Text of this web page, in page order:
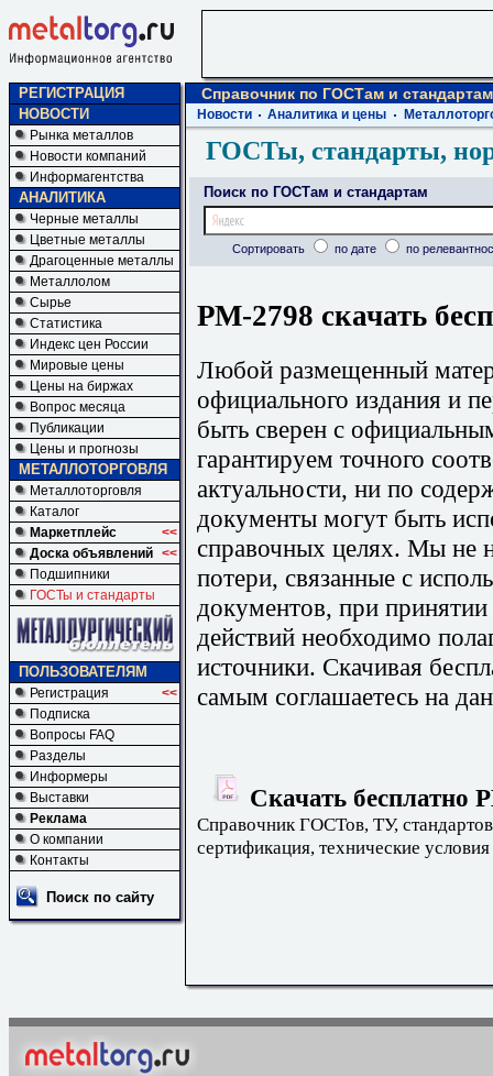
РЕГИСТРАЦИЯ
НОВОСТИ
Рынка металлов
Новости компаний
Информагентства
АНАЛИТИКА
Черные металлы
Цветные металлы
Драгоценные металлы
Металлолом
Сырье
Статистика
Индекс цен России
Мировые цены
Цены на биржах
Вопрос месяца
Публикации
Цены и прогнозы
МЕТАЛЛОТОРГОВЛЯ
Металлоторговля
Каталог
Маркетплейс
<<
Доска объявлений <<
Подшипники
ГОСТы и стандарты
ПОЛЬЗОВАТЕЛЯМ
Регистрация
<<
Подписка
Вопросы FAQ
Разделы
Информеры
Выставки
Реклама
О компании
Контакты
Поиск по сайту
Справочник по ГОСТам и стандартам
Новости Аналитика и цены
ГОСТы, стандарты,
Поиск по ГОСТам и стандартам
Сортировать по дате по
РМ-2798 скачать
Любой размещенный
официального издания и
быть сверен с
гарантируем точного
актуальности, ни по
документы могут быть
справочных целях. Мы не
потери, связанные с
документов, при
действий необходимо
источники. Скачивая
самым соглашаетесь на
Скачать бесплатно
Справочник ГОСТов, ТУ,
сертификация, технические условия